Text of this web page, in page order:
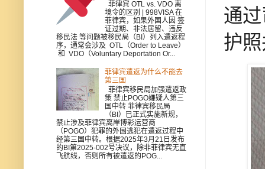
通
护
菲律宾 OTL vs. VDO 离
境令的区别 | 998VISA 在
菲律宾，如果外国人因 签
证过期、非法居留、违反
移民法 等问题被移民局（BI）列入遣返程
序，通常会涉及 OTL（Order to Leave）
和 VDO（Voluntary Deportation Or...
菲律宾遣返为什么不能去
第三国
菲律宾移民局加强遣返政
策 禁止POGO嫌疑人第三
国中转 菲律宾移民局
（BI）已正式实施新规，
禁止涉及菲律宾离岸博彩运营商
（POGO）犯罪的外国逃犯在遣返过程中
经第三国中转。根据2025年3月21日发布
的BI第2025-002号决议，除非菲律宾无直
飞航线，否则所有被遣返的POG...